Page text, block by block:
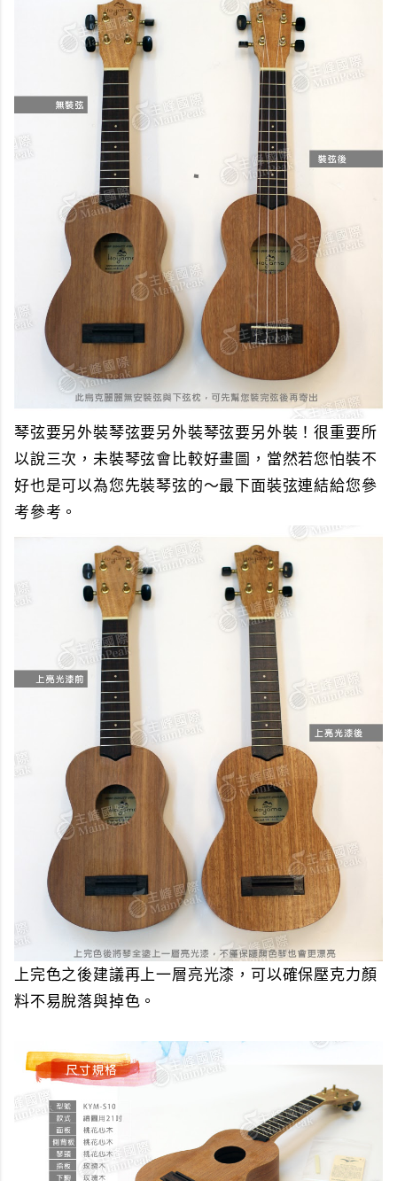
琴弦要另外裝琴弦要另外裝琴弦要另外裝！很重要所
以說三次，未裝琴弦會比較好畫圖，當然若您怕裝不
好也是可以為您先裝琴弦的～最下面裝弦連結給您參
考參考。
上完色之後建議再上一層亮光漆，可以確保壓克力顏
料不易脫落與掉色。